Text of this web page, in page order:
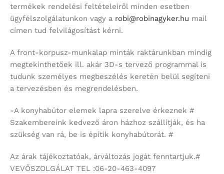
termékek rendelési feltételeiről minden esetben
ügyfélszolgálatunkon vagy a robi@robinagyker.hu mail
címen tud felvilágosítást kérni.
A front-korpusz-munkalap minták raktárunkban mindig
megtekinthetőek ill. akár 3D-s tervező programmal is
tudunk személyes megbeszélés keretén belül segíteni
a tervezésben és megrendelésben.
-A konyhabútor elemek lapra szerelve érkeznek #
Szakembereink kedvező áron házhoz szállítják, és ha
szükség van rá, be is építik konyhabútorát. #
Az árak tájékoztatóak, árváltozás jogát fenntartjuk.#
VEVŐSZOLGÁLAT TEL :06-20-463-4097